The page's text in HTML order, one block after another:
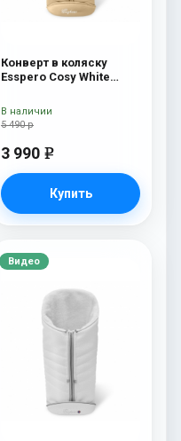
Конверт в коляску
Esspero Cosy White
5 490 р
3 990 e
Купить
В наличии
Видео